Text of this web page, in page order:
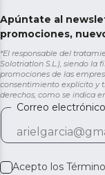
Apúntate al
promociones,
*El responsable del
Solotriatlon S.L.), siendo
promociones de las
consentimiento explícito y
derechos, como se indica
Correo electrónico
Acepto los